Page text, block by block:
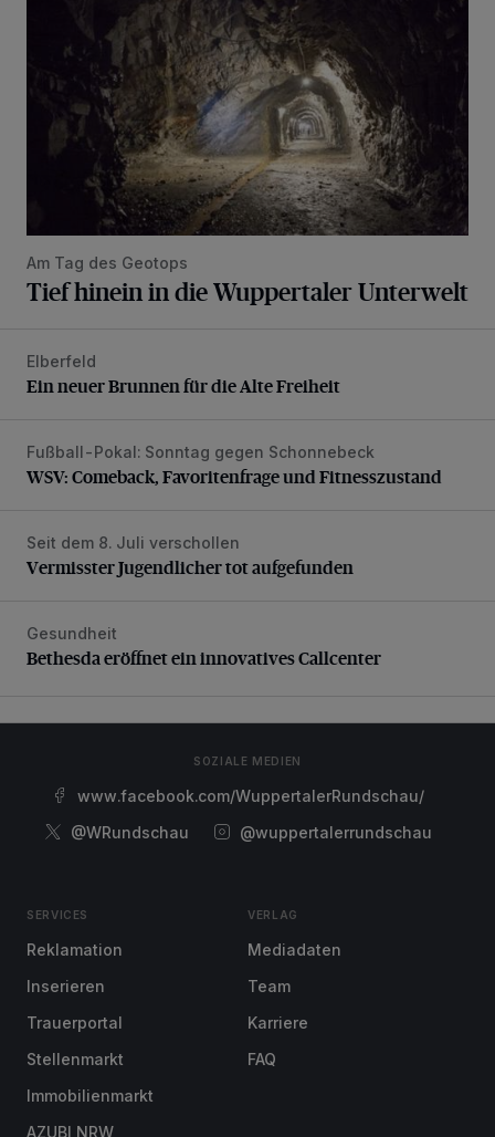
Am Tag des Geotops
Tief hinein in die Wuppertaler Unterwelt
Ein neuer Brunnen für die Alte Freiheit
Elberfeld
Ein neuer Brunnen für die Alte Freiheit
WSV: Comeback, Favoritenfrage und Fitnesszustand
Fußball-Pokal: Sonntag gegen Schonnebeck
WSV: Comeback, Favoritenfrage und Fitnesszustand
Vermisster Jugendlicher tot aufgefunden
Seit dem 8. Juli verschollen
Vermisster Jugendlicher tot aufgefunden
Bethesda eröffnet ein innovatives Callcenter
Gesundheit
Bethesda eröffnet ein innovatives Callcenter
SOZIALE MEDIEN
www.facebook.com/WuppertalerRundschau/
@WRundschau
@wuppertalerrundschau
SERVICES
Reklamation
Inserieren
Trauerportal
Stellenmarkt
Immobilienmarkt
AZUBI NRW
VERLAG
Mediadaten
Team
Karriere
FAQ